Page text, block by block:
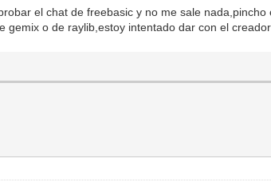
el chat de freebasic y no me sale
gemix o de raylib,estoy intentado dar con el